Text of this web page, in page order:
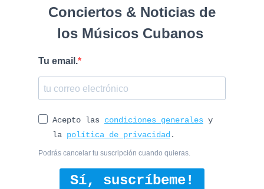
Conciertos & Noticias de
los Músicos Cubanos
Tu email.
Acepto las condiciones generales y
la política de privacidad.
Podrás cancelar tu suscripción cuando quieras.
Sí, suscríbeme!